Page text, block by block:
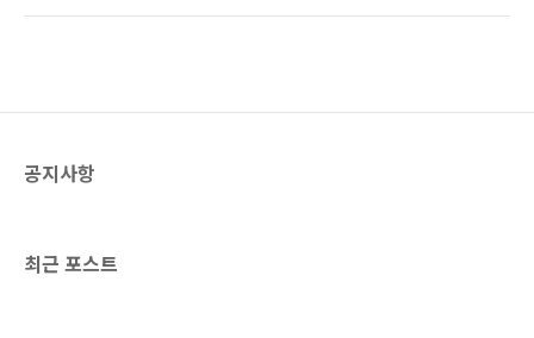
있기 때문에 그 지향점 자체가 다를 것이다. 이번
들을 모아 대단히 신기하고 새로운 장면인양 늘
일련의 일상적..
공지사항
최근 포스트